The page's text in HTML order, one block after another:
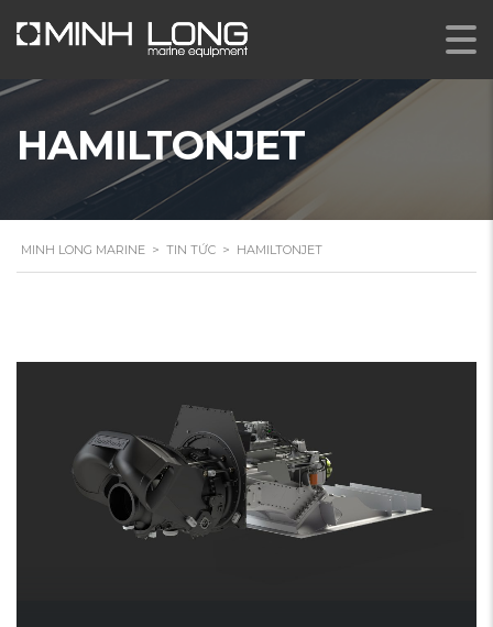
HAMILTONJET
MINH LONG MARINE > TIN TỨC > HAMILTONJET